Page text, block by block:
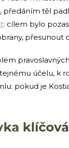
těl
: cílem bylo
přesunout
účelu, k
pokud je
klíčová